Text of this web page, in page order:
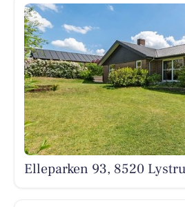
Elleparken 93, 8520